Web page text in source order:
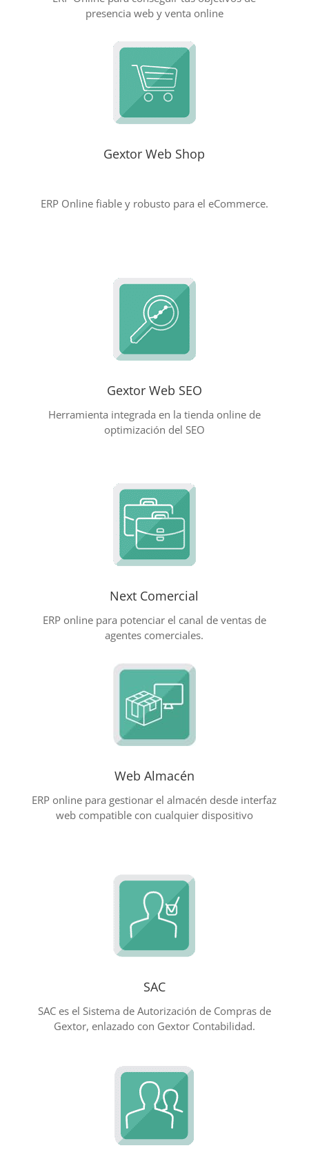
presencia web y venta online
Gextor Web Shop
ERP Online fiable y robusto para el eCommerce.
Gextor Web SEO
Herramienta integrada en la tienda online de
optimización del SEO
Next Comercial
ERP online para potenciar el canal de ventas de
agentes comerciales.
Web Almacén
ERP online para gestionar el almacén desde interfaz
web compatible con cualquier dispositivo
SAC
SAC es el Sistema de Autorización de Compras de
Gextor, enlazado con Gextor Contabilidad.